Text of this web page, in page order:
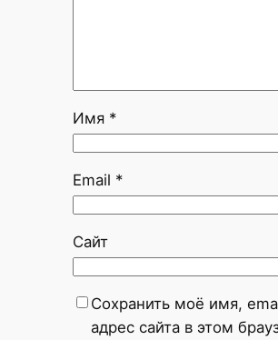
Имя *
Email *
Сайт
Сохранить моё имя,
адрес сайта в этом